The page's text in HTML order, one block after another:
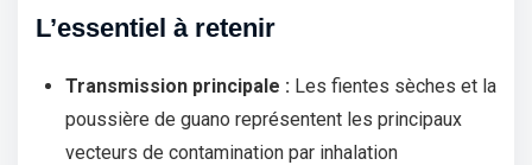
L’essentiel à retenir
Transmission principale : Les fientes sèches et la
poussière de guano représentent les principaux
vecteurs de contamination par inhalation